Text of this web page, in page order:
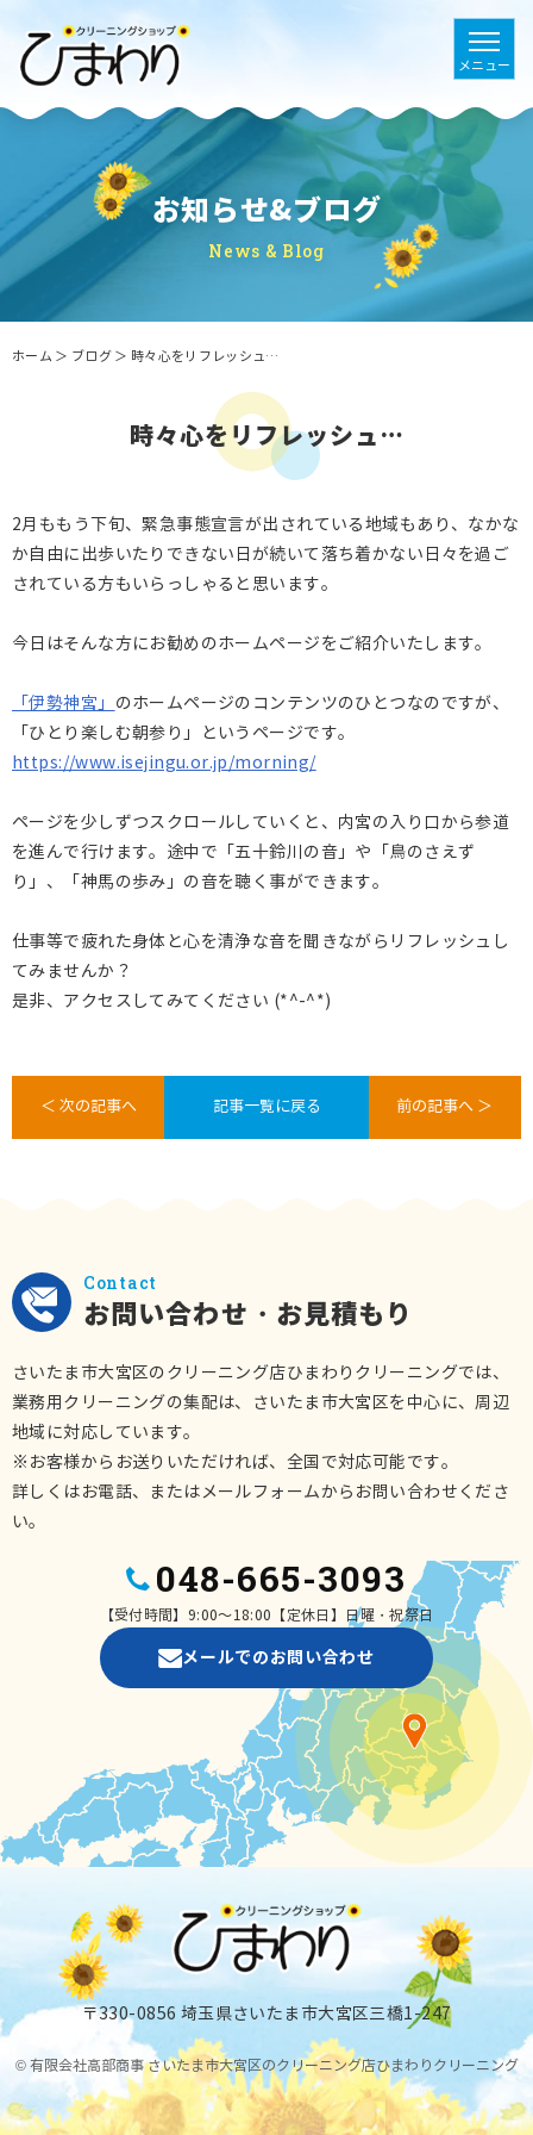
お知らせ&ブログ
News & Blog
ホーム ＞ ブログ ＞ 時々心をリフレッシュ…
時々心をリフレッシュ…
2月ももう下旬、緊急事態宣言が出されている地域もあり、なかな
か自由に出歩いたりできない日が続いて落ち着かない日々を過ご
されている方もいらっしゃると思います。
今日はそんな方にお勧めのホームページをご紹介いたします。
「伊勢神宮」 のホームページのコンテンツのひとつなのですが、
「ひとり楽しむ朝参り」というページです。
https://www.isejingu.or.jp/morning/
ページを少しずつスクロールしていくと、内宮の入り口から参道
を進んで行けます。途中で「五十鈴川の音」や「鳥のさえず
り」、「神馬の歩み」の音を聴く事ができます。
仕事等で疲れた身体と心を清浄な音を聞きながらリフレッシュし
てみませんか？
是非、アクセスしてみてください (*^-^*)
＜ 次の記事へ 記事一覧に戻る 前の記事へ ＞
Contact
お問い合わせ・お見積もり
さいたま市大宮区のクリーニング店ひまわりクリーニングでは、
業務用クリーニングの集配は、さいたま市大宮区を中心に、周辺
地域に対応しています。
※お客様からお送りいただければ、全国で対応可能です。
詳しくはお電話、またはメールフォームからお問い合わせくださ
い。
048-665-3093
【受付時間】9:00～18:00【定休日】日曜・祝祭日
メールでのお問い合わせ
〒330-0856 埼玉県さいたま市大宮区三橋1-247
© 有限会社高部商事 さいたま市大宮区のクリーニング店ひまわりクリーニング